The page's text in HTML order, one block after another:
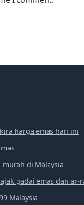
harga emas hari ini
murah di Malaysia
gadai emas dan ar-
Malaysia